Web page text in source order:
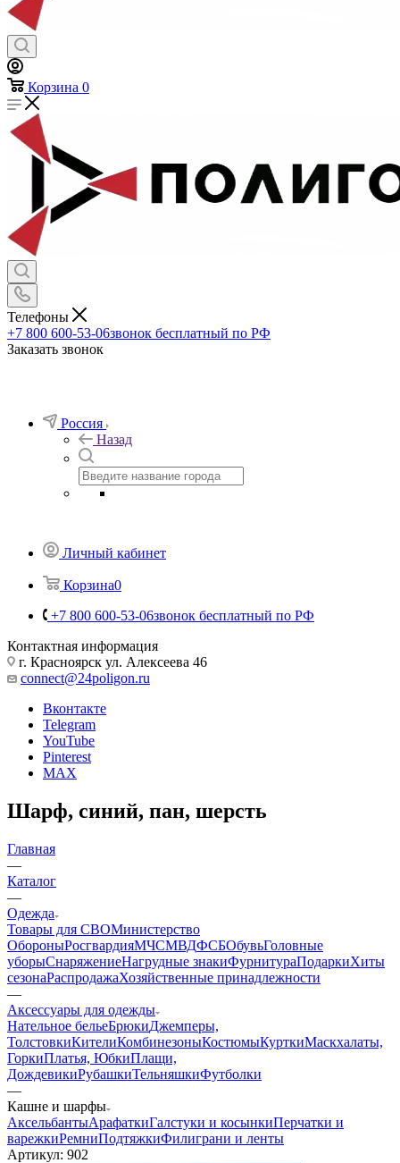
Корзина 0
Телефоны
+7 800 600-53-06звонок бесплатный по РФ
Заказать звонок
Россия
Назад
Личный кабинет
Корзина0
+7 800 600-53-06звонок бесплатный по РФ
Контактная информация
г. Красноярск ул. Алексеева 46
connect@24poligon.ru
Вконтакте
Telegram
YouTube
Pinterest
MAX
Шарф, синий, пан, шерсть
Главная
—
Каталог
—
Одежда
Товары для СВОМинистерство
ОбороныРосгвардияМЧСМВДФСБОбувьГоловные
уборыСнаряжениеНагрудные знакиФурнитураПодаркиХиты
сезонаРаспродажаХозяйственные принадлежности
—
Аксессуары для одежды
Нательное бельеБрюкиДжемперы,
ТолстовкиКителиКомбинезоныКостюмыКурткиМаскхалаты,
ГоркиПлатья, ЮбкиПлащи,
ДождевикиРубашкиТельняшкиФутболки
—
Кашне и шарфы
АксельбантыАрафаткиГалстуки и косынкиПерчатки и
варежкиРемниПодтяжкиФилиграни и ленты
Артикул: 902